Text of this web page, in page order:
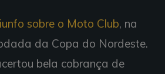
sobre o Moto Club, na
da Copa do Nordeste.
bela cobrança de